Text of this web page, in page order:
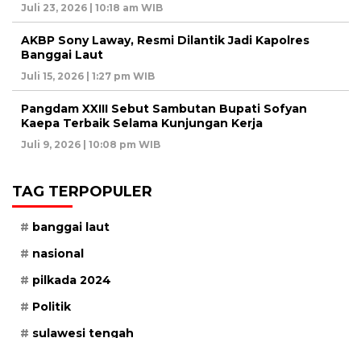
Juli 23, 2026 | 10:18 am WIB
AKBP Sony Laway, Resmi Dilantik Jadi Kapolres
Banggai Laut
Juli 15, 2026 | 1:27 pm WIB
Pangdam XXIII Sebut Sambutan Bupati Sofyan
Kaepa Terbaik Selama Kunjungan Kerja
Juli 9, 2026 | 10:08 pm WIB
TAG TERPOPULER
banggai laut
nasional
pilkada 2024
Politik
sulawesi tengah